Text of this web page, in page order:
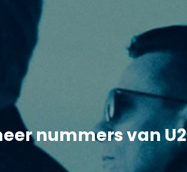
nummers van U2